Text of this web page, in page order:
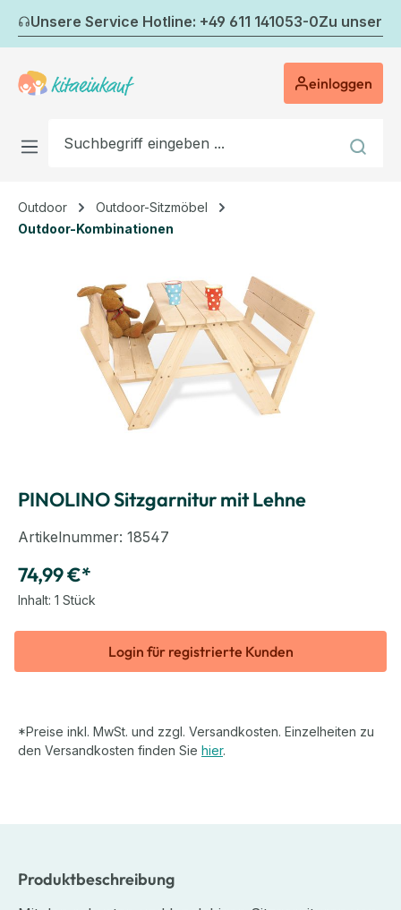
Zum Hauptinhalt springen
Unsere Service Hotline: +49 611 141053-0Zu
einloggen
Outdoor
Outdoor-Sitzmöbel
Outdoor-Kombinationen
PINOLINO Sitzgarnitur mit Lehne
Artikelnummer: 18547
74,99 €*
Inhalt: 1 Stück
Login für registrierte Kunden
*Preise inkl. MwSt. und zzgl. Versandkosten. Einzelheiten zu
den Versandkosten finden Sie hier.
Produktbeschreibung